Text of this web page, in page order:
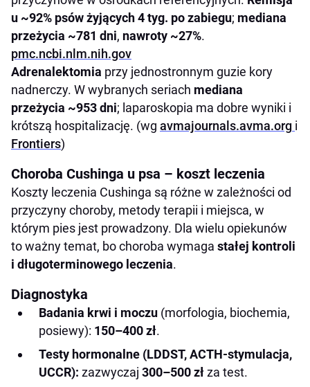
u ~92% psów żyjących 4 tyg. po zabiegu; mediana
przeżycia ~781 dni, nawroty ~27%.
pmc.ncbi.nlm.nih.gov
Adrenalektomia przy jednostronnym guzie kory
nadnerczy. W wybranych seriach mediana
przeżycia ~953 dni; laparoskopia ma dobre wyniki i
krótszą hospitalizację. (wg avmajournals.avma.org i
Frontiers)
Choroba Cushinga u psa – koszt leczenia
Koszty leczenia Cushinga są różne w zależności od
przyczyny choroby, metody terapii i miejsca, w
którym pies jest prowadzony. Dla wielu opiekunów
to ważny temat, bo choroba wymaga stałej kontroli
i długoterminowego leczenia.
Diagnostyka
Badania krwi i moczu (morfologia, biochemia,
posiewy): 150–400 zł.
Testy hormonalne (LDDST, ACTH-stymulacja,
UCCR): zazwyczaj 300–500 złza test.